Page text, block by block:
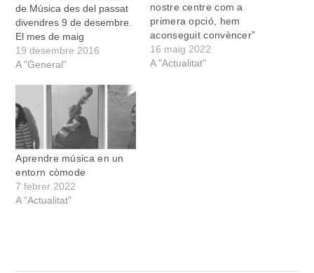
de Música des del passat
divendres 9 de desembre.
El mes de maig
l’Ajuntament de Manacor
va sol·licitar a la
que l’Escola de Música
també obtingués el rang
de conservatori municipal
per tal de donar resposta
als estudiants que volien
seguir…
19 desembre 2016
A "General"
nostre centre com a
primera opció, hem
aconseguit convèncer”
16 maig 2022
A "Actualitat"
Aprendre música en un
entorn còmode
7 febrer 2022
A "Actualitat"